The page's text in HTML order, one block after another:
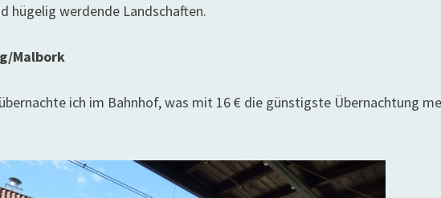
hügelig werdende Landschaften.
Malbork
ich im Bahnhof, was mit 16 € die günstigste Übernachtung